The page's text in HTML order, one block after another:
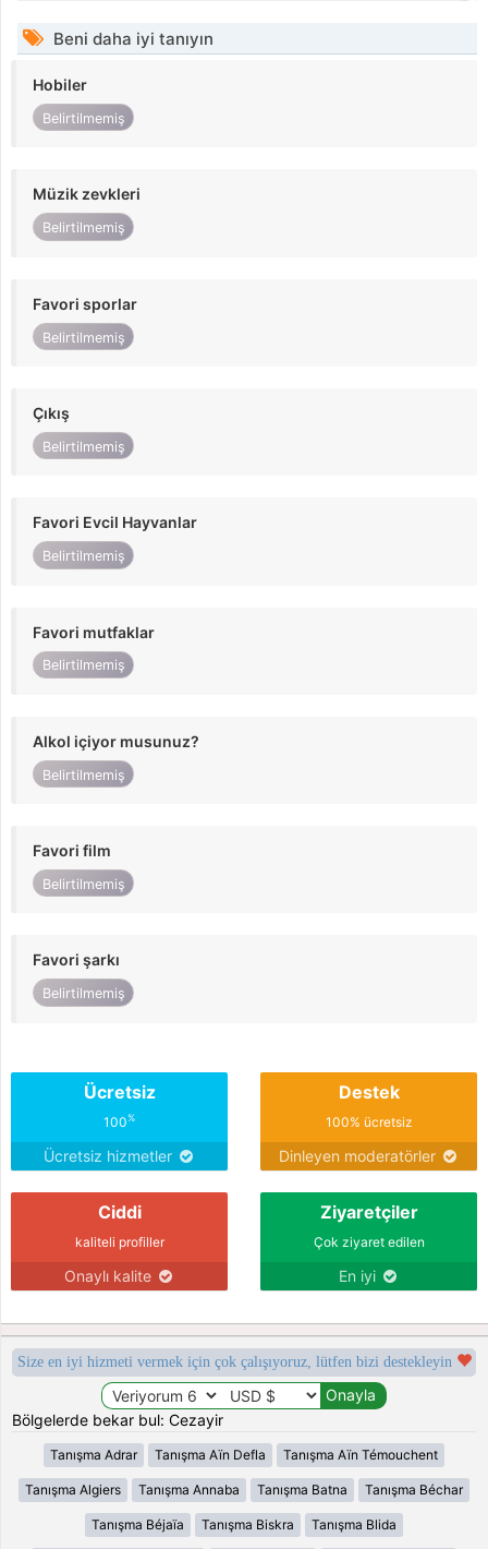
Beni daha iyi tanıyın
Hobiler
Belirtilmemiş
Müzik zevkleri
Belirtilmemiş
Favori sporlar
Belirtilmemiş
Çıkış
Belirtilmemiş
Favori Evcil Hayvanlar
Belirtilmemiş
Favori mutfaklar
Belirtilmemiş
Alkol içiyor musunuz?
Belirtilmemiş
Favori film
Belirtilmemiş
Favori şarkı
Belirtilmemiş
Ücretsiz
100%
Ücretsiz hizmetler
Destek
100% ücretsiz
Dinleyen moderatörler
Ciddi
kaliteli profiller
Onaylı kalite
Ziyaretçiler
Çok ziyaret edilen
En iyi
Size en iyi hizmeti vermek için çok çalışıyoruz, lütfen bizi destekleyin
Bölgelerde bekar bul: Cezayir
Tanışma Adrar Tanışma Aïn Defla Tanışma Aïn Témouchent
Tanışma Algiers Tanışma Annaba Tanışma Batna Tanışma Béchar
Tanışma Béjaïa Tanışma Biskra Tanışma Blida